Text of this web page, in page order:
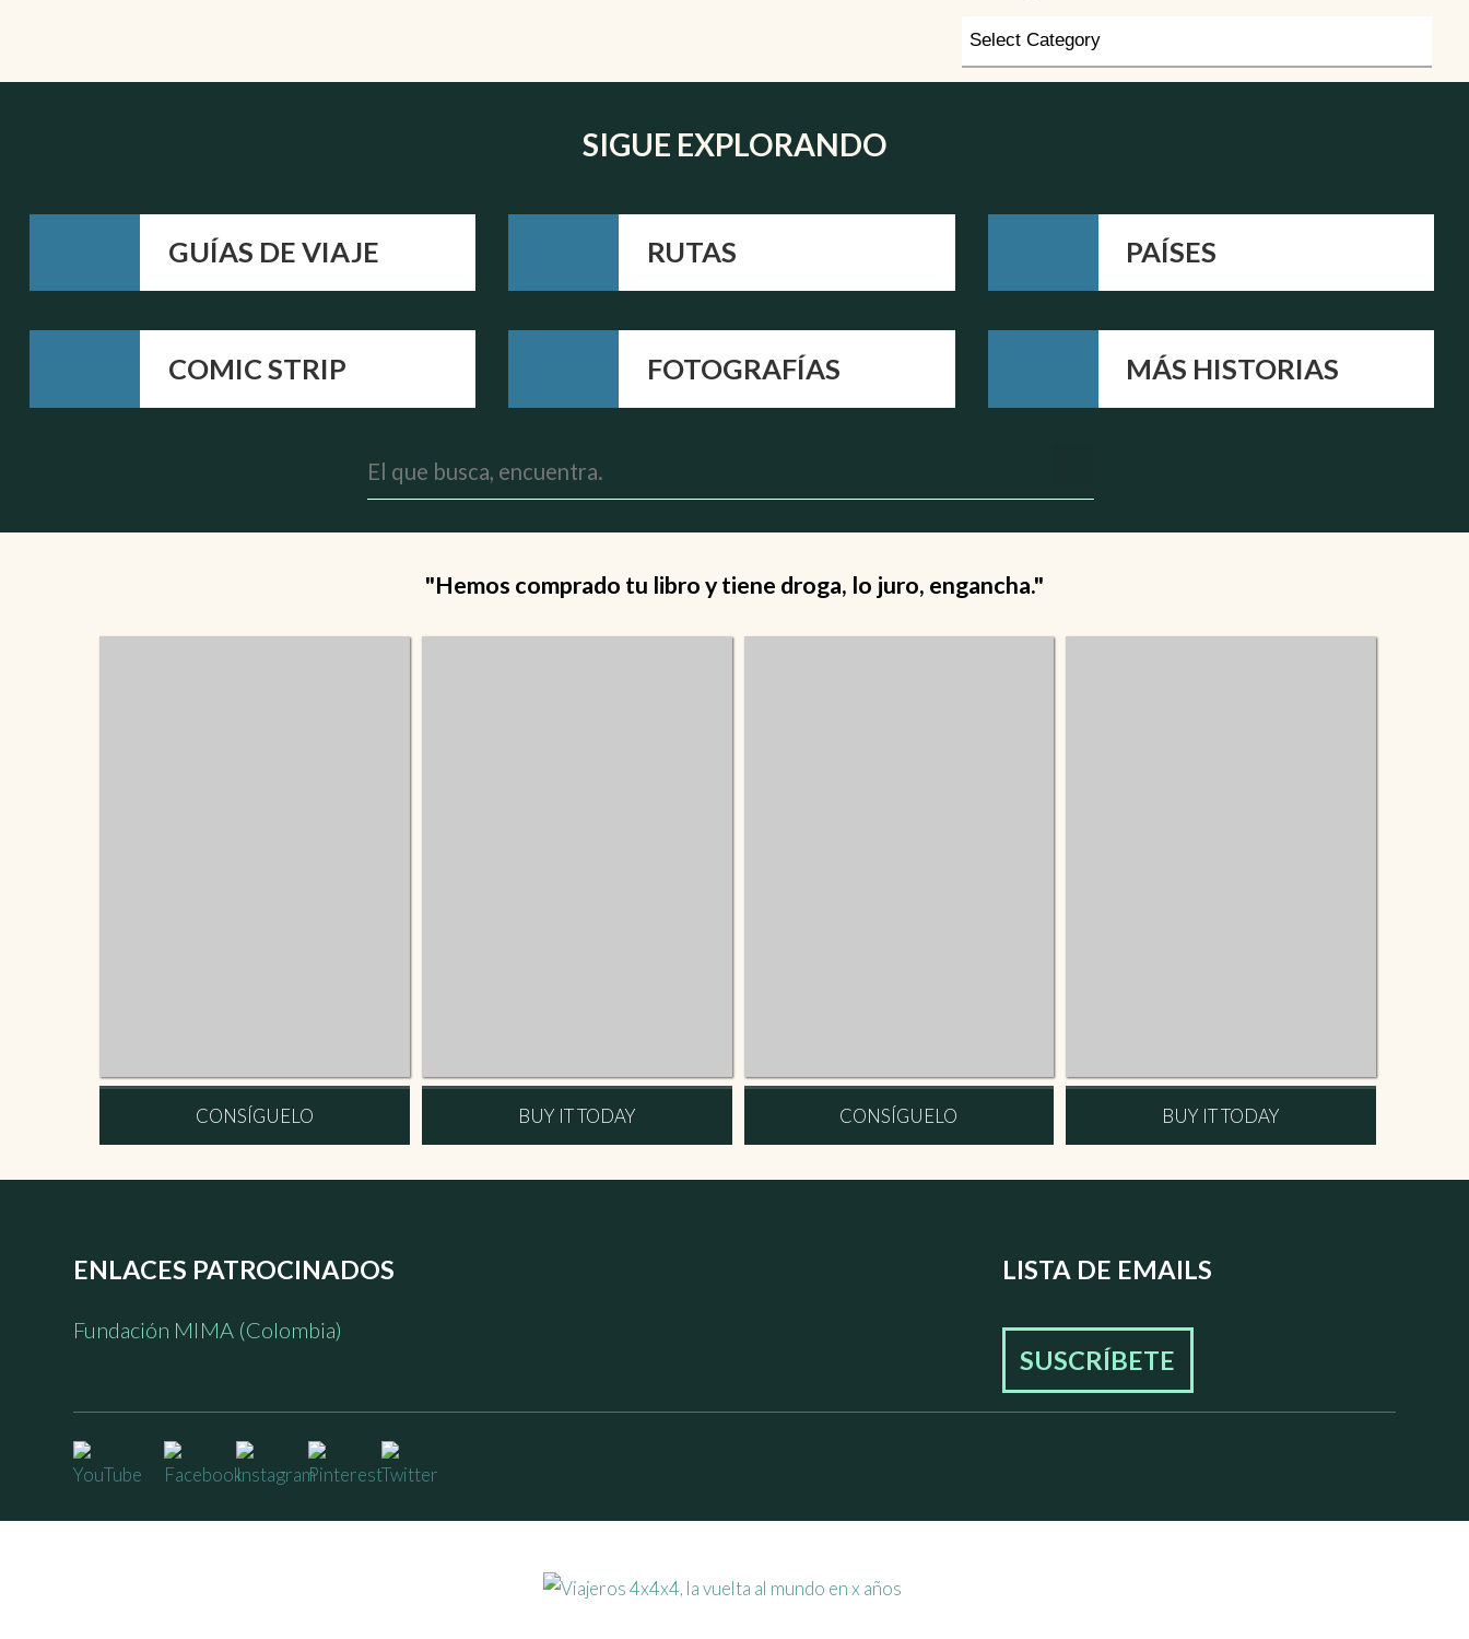
SIGUE EXPLORANDO
GUÍAS DE VIAJE RUTAS PAÍSES
COMIC STRIP FOTOGRAFÍAS MÁS HISTORIAS
"Hemos comprado tu libro y tiene droga, lo juro, engancha."
CONSÍGUELO BUY IT TODAY CONSÍGUELO BUY IT TODAY
ENLACES PATROCINADOS
Fundación MIMA (Colombia)
LISTA DE EMAILS
SUSCRÍBETE